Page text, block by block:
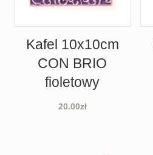
Kafel 10x10cm
CON BRIO
fioletowy
20.00zł